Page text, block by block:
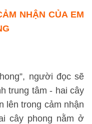
NHẬN CỦA EM
người đọc sẽ
trung tâm - hai cây
lên trong cảm nhận
cây phong nằm ở